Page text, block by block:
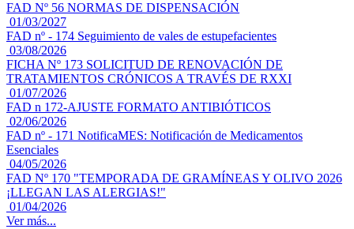
FAD Nº 56 NORMAS DE DISPENSACIÓN
01/03/2027
FAD nº - 174 Seguimiento de vales de estupefacientes
03/08/2026
FICHA Nº 173 SOLICITUD DE RENOVACIÓN DE
TRATAMIENTOS CRÓNICOS A TRAVÉS DE RXXI
01/07/2026
FAD n 172-AJUSTE FORMATO ANTIBIÓTICOS
02/06/2026
FAD nº - 171 NotificaMES: Notificación de Medicamentos
Esenciales
04/05/2026
FAD Nº 170 "TEMPORADA DE GRAMÍNEAS Y OLIVO 2026
¡LLEGAN LAS ALERGIAS!"
01/04/2026
Ver más...